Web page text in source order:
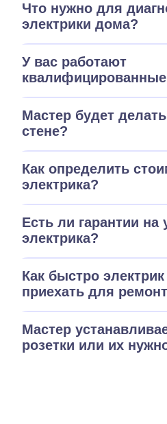
Что нужно для
электрики дома?
У вас работают
Мастер будет
стене?
Как определить
электрика?
Есть ли гарантии на
электрика?
Как быстро
приехать для
Мастер
розетки или их